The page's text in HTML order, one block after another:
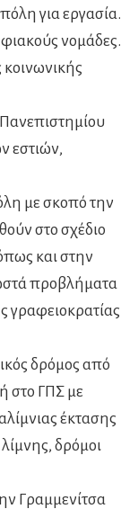
για εργασία.
νομάδες.
εστιών,
με σκοπό την
στο σχέδιο
και στην
προβλήματα
γραφειοκρατίας
δρόμος από
στο ΓΠΣ με
έκτασης
δρόμοι
Γραμμενίτσα